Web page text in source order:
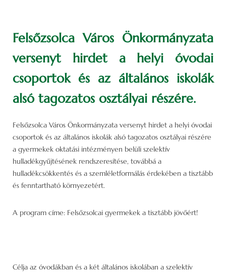
Felsőzsolca Város Önkormányzata
versenyt hirdet a helyi óvodai
csoportok és az általános iskolák
alsó tagozatos osztályai részére.
Felsőzsolca Város Önkormányzata versenyt hirdet a helyi óvodai
csoportok és az általános iskolák alsó tagozatos osztályai részére
a gyermekek oktatási intézményen belüli szelektív
hulladékgyűjtésének rendszeresítése, továbbá a
hulladékcsökkentés és a szemléletformálás érdekében a tisztább
és fenntartható környezetért.
A program címe: Felsőzsolcai gyermekek a tisztább jövőért!
Célja az óvodákban és a két általános iskolában a szelektív